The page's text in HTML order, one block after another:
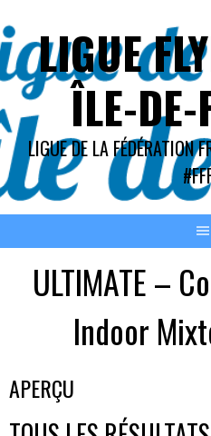
au
contenuLIGUE
ÎLE-DE-
LIGUE DE LA FÉDÉRATION
ULTIMATE –
Indoor
APERÇU